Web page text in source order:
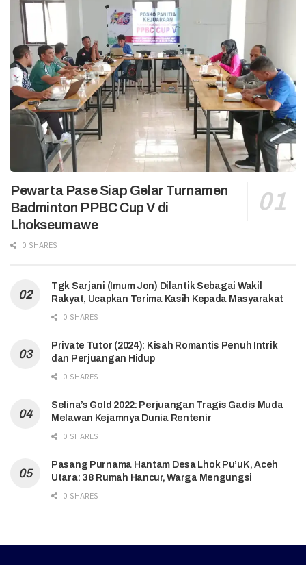
Pewarta Pase Siap Gelar Turnamen
Badminton PPBC Cup V di
Lhokseumawe
0 SHARES
Tgk Sarjani (Imum Jon) Dilantik Sebagai Wakil
Rakyat, Ucapkan Terima Kasih Kepada Masyarakat
0 SHARES
Private Tutor (2024): Kisah Romantis Penuh Intrik
dan Perjuangan Hidup
0 SHARES
Selina’s Gold 2022: Perjuangan Tragis Gadis Muda
Melawan Kejamnya Dunia Rentenir
0 SHARES
Pasang Purnama Hantam Desa Lhok Pu’uK, Aceh
Utara: 38 Rumah Hancur, Warga Mengungsi
0 SHARES